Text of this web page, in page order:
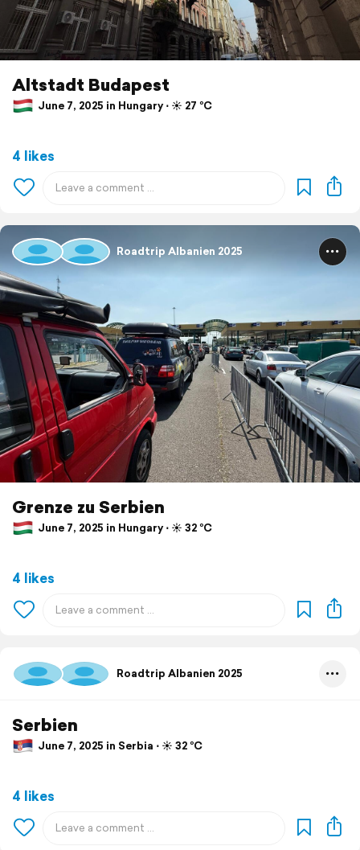
Altstadt Budapest
June 7, 2025 in Hungary ⋅ ☀️ 27 °C
4 likes
Roadtrip Albanien 2025
Grenze zu Serbien
June 7, 2025 in Hungary ⋅ ☀️ 32 °C
4 likes
Roadtrip Albanien 2025
Serbien
June 7, 2025 in Serbia ⋅ ☀️ 32 °C
4 likes